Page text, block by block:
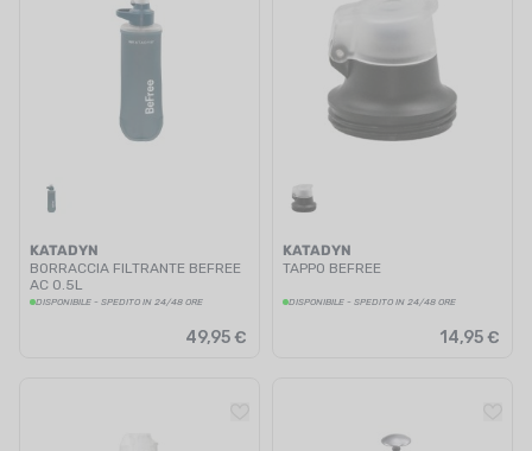
KATADYN
BORRACCIA FILTRANTE BEFREE
AC 0.5L
DISPONIBILE - SPEDITO IN 24/48 ORE
49,95 €
KATADYN
TAPPO BEFREE
DISPONIBILE - SPEDITO IN 24/48 ORE
14,95 €